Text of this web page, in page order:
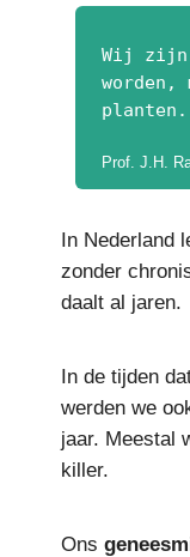
Wij zijn
worden,
planten.
Prof. J.H.
In Nederland
zonder
daalt al jaren.
In de tijden
werden we
jaar. Meestal
killer.
Ons